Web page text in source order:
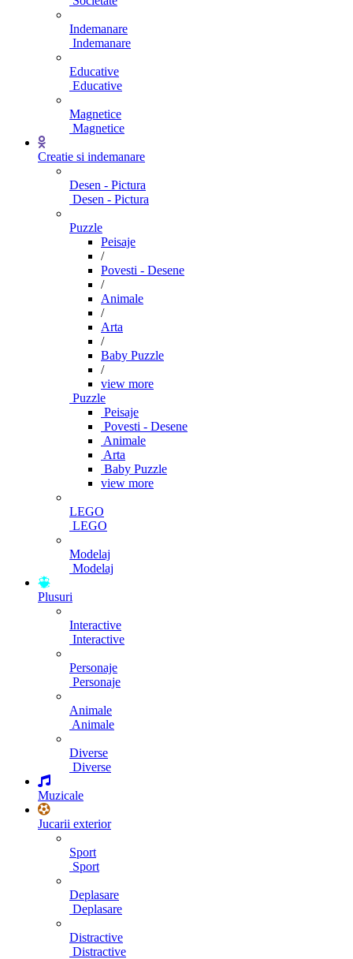
Indemanare
Indemanare
Educative
Educative
Magnetice
Magnetice
Creatie si indemanare
Desen - Pictura
Desen - Pictura
Puzzle
Peisaje
/
Povesti - Desene
/
Animale
/
Arta
/
Baby Puzzle
/
view more
Puzzle
Peisaje
Povesti - Desene
Animale
Arta
Baby Puzzle
view more
LEGO
LEGO
Modelaj
Modelaj
Plusuri
Interactive
Interactive
Personaje
Personaje
Animale
Animale
Diverse
Diverse
Muzicale
Jucarii exterior
Sport
Sport
Deplasare
Deplasare
Distractive
Distractive